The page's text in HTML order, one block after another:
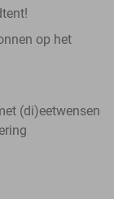
op het
(di)eetwensen